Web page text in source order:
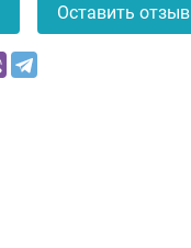
Оставить отзыв